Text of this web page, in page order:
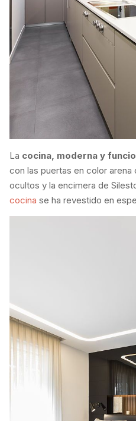
La cocina, moderna y
con las puertas en color
ocultos y la encimera de
cocina se ha revestido en